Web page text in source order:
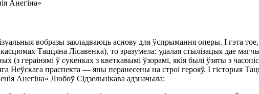
вобразы закладваюць аснову для ўспрымання оперы. І гэта
Таццяна Лісавенка), то зразумела: удалая стылізацыя дае
(з гераінямі ў сукенках з кветкавымі ўзорамі, якія былі ўзяты з
Неўскага праспекта — яны перанесены на строі герояў. І гісторыя
Анегіна» Любоў Сідзельнікава адзначыла: